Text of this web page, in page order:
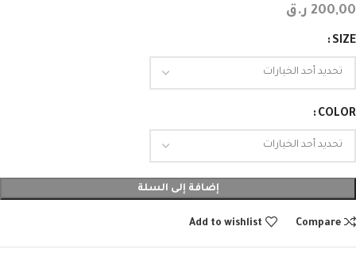
200,00 ر.ق
SIZE
COLOR
إضافة إلى السلة
Compare
Add to wishlist